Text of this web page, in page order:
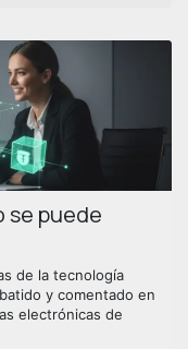
se puede
de la tecnología
y comentado en
electrónicas de